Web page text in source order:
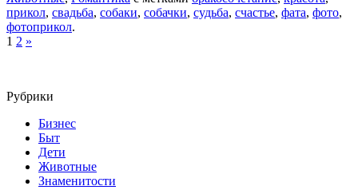
прикол, свадьба, собаки, собачки, судьба, счастье, фата, фото,
фотоприкол.
1 2 »
Рубрики
Бизнес
Быт
Дети
Животные
Знаменитости